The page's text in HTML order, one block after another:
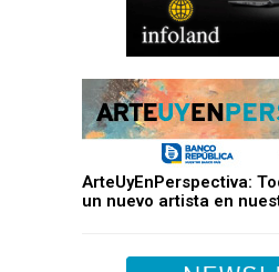
ArteUyEnPerspectiva:
un nuevo artista en